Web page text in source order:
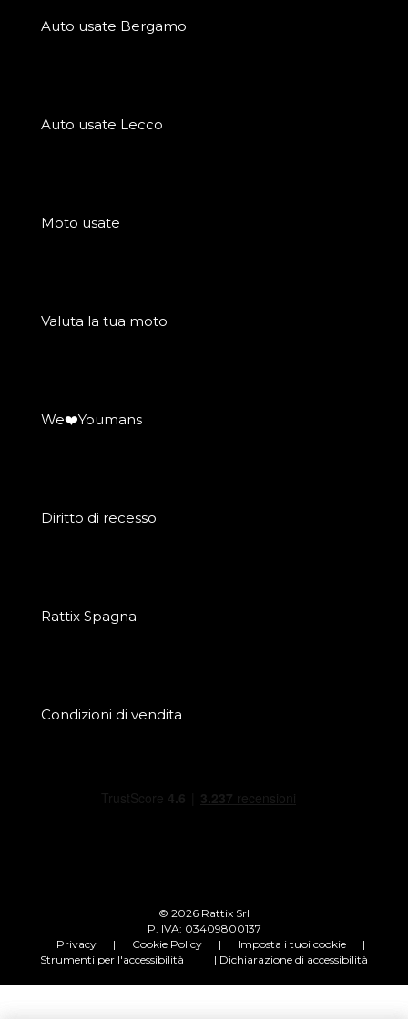
Auto usate Bergamo
Auto usate Lecco
Moto usate
Valuta la tua moto
We❤️Youmans
Diritto di recesso
Rattix Spagna
Condizioni di vendita
© 2026 Rattix Srl
P. IVA: 03409800137
Privacy
| Cookie Policy | Imposta i tuoi cookie
|
Strumenti per l'accessibilità
| Dichiarazione di accessibilità